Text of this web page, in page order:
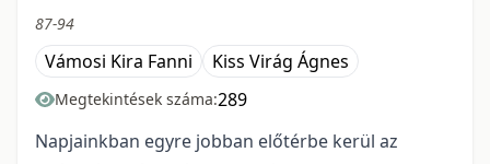
87-94
Vámosi Kira Fanni Kiss Virág Ágnes
Megtekintések száma:289
Napjainkban egyre jobban előtérbe kerül az